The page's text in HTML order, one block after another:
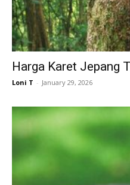
Harga Karet Jepang
Loni T - January 29, 2026